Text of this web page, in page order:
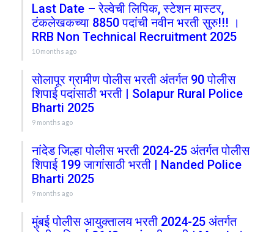
Last Date – रेल्वेची लिपिक, स्टेशन मास्टर,
टंकलेखकच्या 8850 पदांची नवीन भरती सुरु!!! ।
RRB Non Technical Recruitment 2025
10 months ago
सोलापूर ग्रामीण पोलीस भरती अंतर्गत 90 पोलीस
शिपाई पदांसाठी भरती | Solapur Rural Police
Bharti 2025
9 months ago
नांदेड जिल्हा पोलीस भरती 2024-25 अंतर्गत पोलीस
शिपाई 199 जागांसाठी भरती | Nanded Police
Bharti 2025
9 months ago
मुंबई पोलीस आयुक्तालय भरती 2024-25 अंतर्गत